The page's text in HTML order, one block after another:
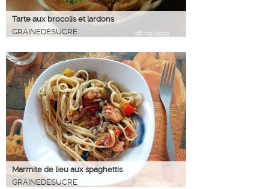
Tarte aux brocolis et lardons
GRAINEDESUCRE
06/02/2020
Marmite de lieu aux spaghettis
GRAINEDESUCRE
03/09/2019